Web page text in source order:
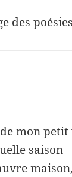
des
mon
saison
maison,